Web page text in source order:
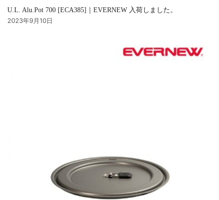
U.L. Alu.Pot 700 [ECA385]｜EVERNEW 入荷しました。
2023年9月10日